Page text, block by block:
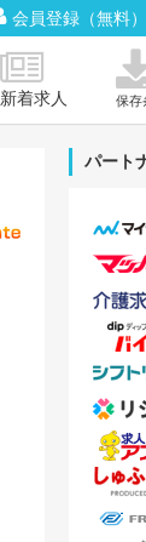
会員登録（無料）
新着求人 保存
パート